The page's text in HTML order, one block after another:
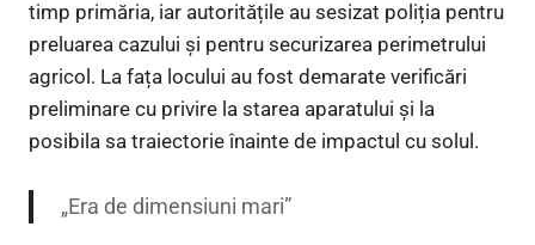
timp primăria, iar autoritățile au sesizat poliția pentru
preluarea cazului și pentru securizarea perimetrului
agricol. La fața locului au fost demarate verificări
preliminare cu privire la starea aparatului și la
posibila sa traiectorie înainte de impactul cu solul.
„Era de dimensiuni mari”